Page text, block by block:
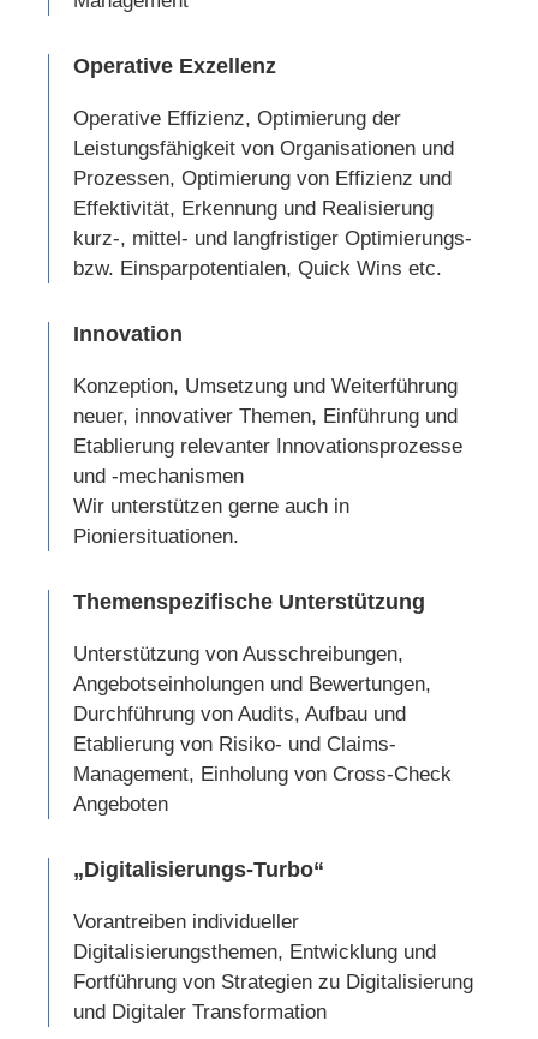
Operative Exzellenz
Operative Effizienz, Optimierung der
Leistungsfähigkeit von Organisationen und
Prozessen, Optimierung von Effizienz und
Effektivität, Erkennung und Realisierung
kurz-, mittel- und langfristiger Optimierungs-
bzw. Einsparpotentialen, Quick Wins etc.
Innovation
Konzeption, Umsetzung und Weiterführung
neuer, innovativer Themen, Einführung und
Etablierung relevanter Innovationsprozesse
und -mechanismen
Wir unterstützen gerne auch in
Pioniersituationen.
Themenspezifische Unterstützung
Unterstützung von Ausschreibungen,
Angebotseinholungen und Bewertungen,
Durchführung von Audits, Aufbau und
Etablierung von Risiko- und Claims-
Management, Einholung von Cross-Check
Angeboten
„Digitalisierungs-Turbo“
Vorantreiben individueller
Digitalisierungsthemen, Entwicklung und
Fortführung von Strategien zu Digitalisierung
und Digitaler Transformation